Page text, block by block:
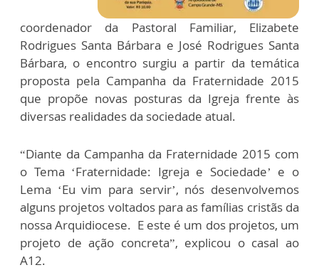
coordenador da Pastoral Familiar, Elizabete
Rodrigues Santa Bárbara e José Rodrigues Santa
Bárbara, o encontro surgiu a partir da temática
proposta pela Campanha da Fraternidade 2015
que propõe novas posturas da Igreja frente às
diversas realidades da sociedade atual.
“Diante da Campanha da Fraternidade 2015 com
o Tema ‘Fraternidade: Igreja e Sociedade’ e o
Lema ‘Eu vim para servir’, nós desenvolvemos
alguns projetos voltados para as famílias cristãs da
nossa Arquidiocese. E este é um dos projetos, um
projeto de ação concreta”, explicou o casal ao
A12.